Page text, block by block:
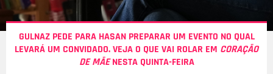
GULNAZ PEDE PARA HASAN PREPARAR UM EVENTO NO QUAL
LEVARÁ UM CONVIDADO. VEJA O QUE VAI ROLAR EM CORAÇÃO
DE MÃENESTA QUINTA-FEIRA